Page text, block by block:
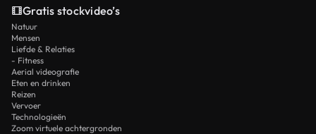
Gratis stockvideo’s
Natuur
Mensen
Liefde & Relaties
- Fitness
Aerial videografie
Eten en drinken
Reizen
Vervoer
Technologieën
Zoom virtuele achtergronden